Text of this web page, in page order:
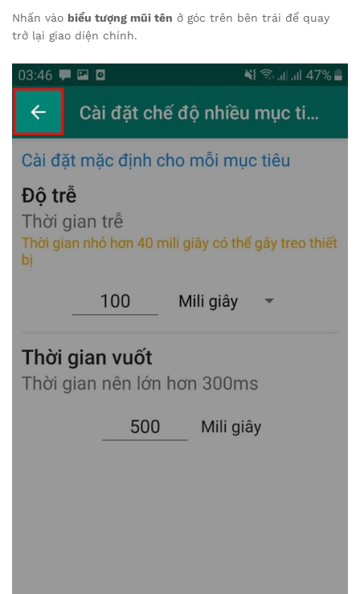
Nhấn vào biểu tượng mũi tên ở góc trên bên trái để quay
trở lại giao diện chính.